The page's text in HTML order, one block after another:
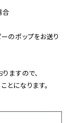
合
のポップをお送り
ますので、
とになります。